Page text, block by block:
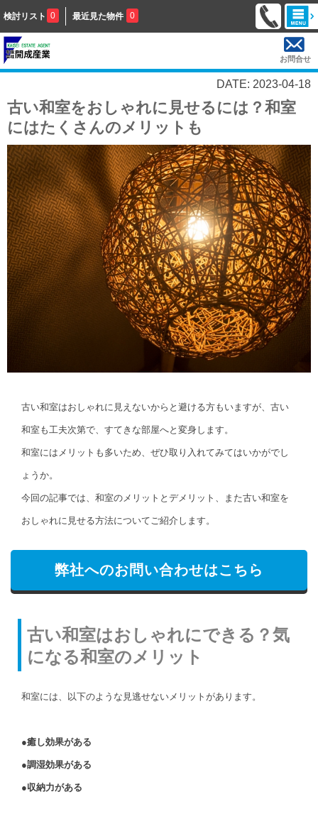
検討リスト 0 最近見た物件 0
お問合せ
DATE: 2023-04-18
古い和室をおしゃれに見せるには？和室
にはたくさんのメリットも
古い和室はおしゃれに見えないからと避ける方もいますが、古い
和室も工夫次第で、すてきな部屋へと変身します。
和室にはメリットも多いため、ぜひ取り入れてみてはいかがでし
ょうか。
今回の記事では、和室のメリットとデメリット、また古い和室を
おしゃれに見せる方法についてご紹介します。
弊社へのお問い合わせはこちら
古い和室はおしゃれにできる？気
になる和室のメリット
和室には、以下のような見逃せないメリットがあります。
●癒し効果がある
●調湿効果がある
●収納力がある